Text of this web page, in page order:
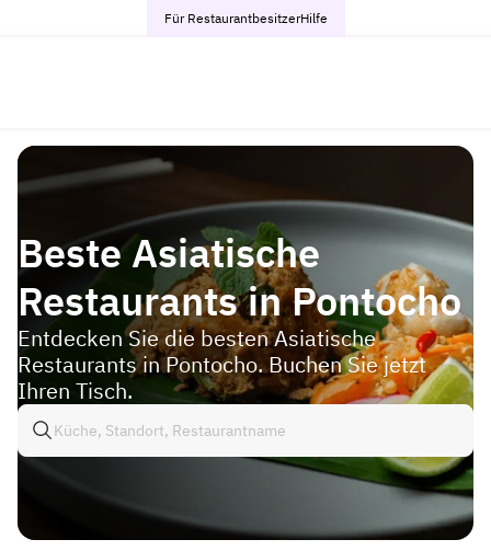
Für RestaurantbesitzerHilfe
Beste Asiatische
Restaurants in Pontocho
Entdecken Sie die besten Asiatische
Restaurants in Pontocho. Buchen Sie jetzt
Ihren Tisch.